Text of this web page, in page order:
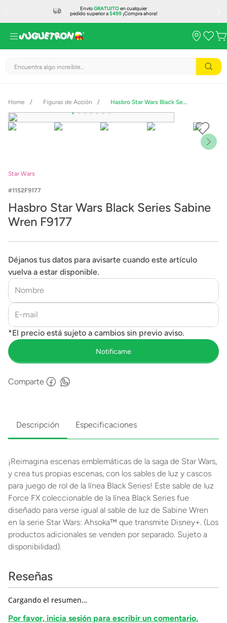
EnvíoGRATUITOen cualquier
pedido superior a$499¡Compra ahora!
Encuentra algo increíble...
Figuras de Acción Hasbro Star Wars Black Series Sabine Wren F9177
Star Wars
1152F9177
Hasbro Star Wars Black Series Sabine
Wren F9177
Déjanos tus datos para avisarte cuando este artículo
vuelva a estar disponible.
Comparte
Descripción Especificaciones
¡Reimagina escenas emblemáticas de la saga de Star Wars,
y crea tus propias escenas, con los sables de luz y cascos
para juego de rol de la línea Black Series! Este sable de luz
Force FX coleccionable de la línea Black Series fue
diseñado para verse igual al sable de luz de Sabine Wren
en la serie Star Wars: Ahsoka™ que transmite Disney+. (Los
productos adicionales se venden por separado. Sujeto a
disponibilidad).
Reseñas
Cargando el resumen…
Por favor, inicia sesión para escribir un comentario.